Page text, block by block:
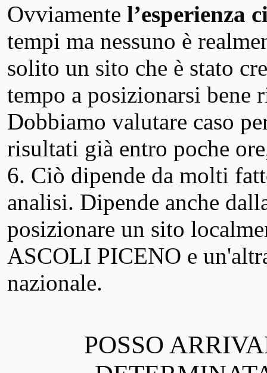
Ovviamente l’esperienza
tempi ma nessuno è
solito un sito che è stato
tempo a posizionarsi bene
Dobbiamo valutare caso
risultati già entro poche
6. Ciò dipende da molti
analisi. Dipende anche
posizionare un sito
ASCOLI PICENO e
nazionale.
POSSO